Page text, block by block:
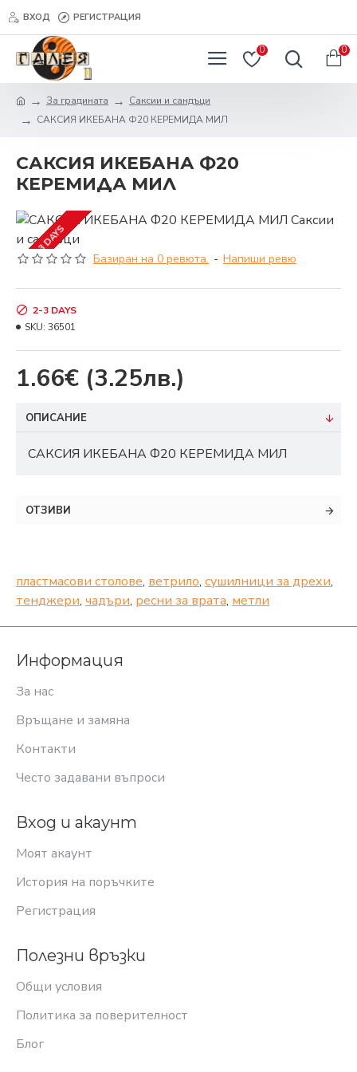
ВХОД РЕГИСТРАЦИЯ
0 0
За градината
Саксии и сандъци
САКСИЯ ИКЕБАНА Ф20 КЕРЕМИДА МИЛ
САКСИЯ ИКЕБАНА Ф20
КЕРЕМИДА МИЛ
2-3 DAYS Базиран на 0 ревюта. - Напиши ревю
1.66€ (3.25лв.)
2-3 DAYS
SKU: 36501
ОПИСАНИЕ
САКСИЯ ИКЕБАНА Ф20 КЕРЕМИДА МИЛ
ОТЗИВИ
пластмасови столове, ветрило, сушилници за дрехи,
тенджери, чадъри, ресни за врата, метли
Информация
За нас
Връщане и замяна
Контакти
Често задавани въпроси
Вход и акаунт
Моят акаунт
История на поръчките
Регистрация
Полезни връзки
Общи условия
Политика за поверителност
Блог